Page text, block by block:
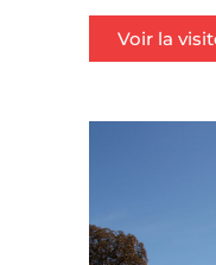
client
Voir la